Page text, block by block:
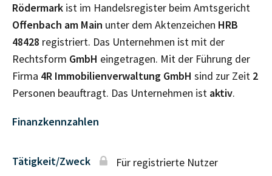
Rödermark ist im Handelsregister beim Amtsgericht
Offenbach am Main unter dem Aktenzeichen HRB
48428 registriert. Das Unternehmen ist mit der
Rechtsform GmbH eingetragen. Mit der Führung der
Firma 4R Immobilienverwaltung GmbH sind zur Zeit 2
Personen beauftragt. Das Unternehmen ist aktiv.
Finanzkennzahlen
Tätigkeit/Zweck Für registrierte Nutzer